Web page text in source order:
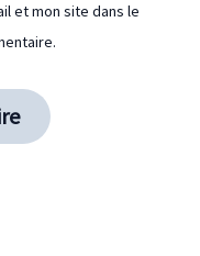
et mon site dans le